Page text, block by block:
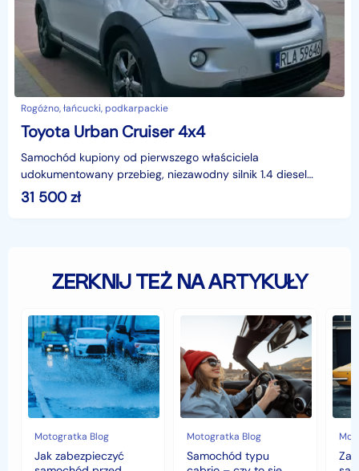
Rogóżno, łańcucki, podkarpackie
Toyota Urban Cruiser 4x4
Samochód kupiony od pierwszego właściciela
udokumentowany przebieg, niezawodny silnik 1.4 diesel
spalanie na 100km do pięciu litrów oleju napędowego, nowy
akumu
31 500zł
ZERKNIJ TEŻ NA ARTYKUŁY
Jak
zabezpieczyć
samochód
przed
jesiennymi
chłodami
i
deszczem?
Motogratka Blog
Jak zabezpieczyć
Samochód
cabrio
–
czy
to
się
opłaca
w
polskim
klimacie?
Motogratka Blog
Samochód typu
czyli